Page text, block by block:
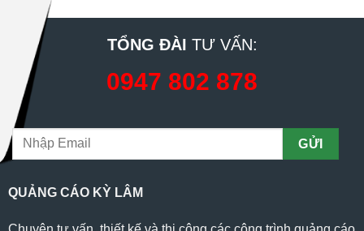
TỔNG ĐÀI TƯ VẤN:
0947 802 878
QUẢNG CÁO KỲ LÂM